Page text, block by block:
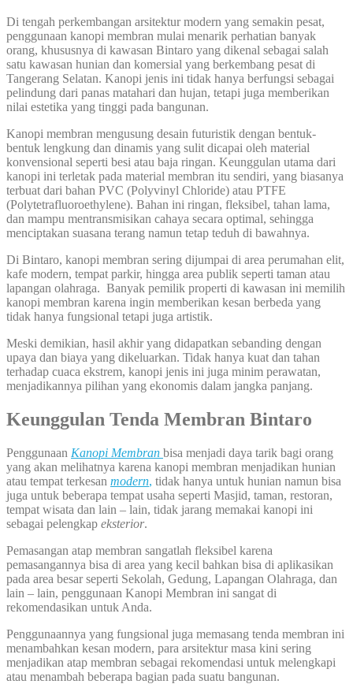
Di tengah perkembangan arsitektur modern yang semakin pesat,
penggunaan kanopi membran mulai menarik perhatian banyak
orang, khususnya di kawasan Bintaro yang dikenal sebagai salah
satu kawasan hunian dan komersial yang berkembang pesat di
Tangerang Selatan. Kanopi jenis ini tidak hanya berfungsi sebagai
pelindung dari panas matahari dan hujan, tetapi juga memberikan
nilai estetika yang tinggi pada bangunan.
Kanopi membran mengusung desain futuristik dengan bentuk-
bentuk lengkung dan dinamis yang sulit dicapai oleh material
konvensional seperti besi atau baja ringan. Keunggulan utama dari
kanopi ini terletak pada material membran itu sendiri, yang biasanya
terbuat dari bahan PVC (Polyvinyl Chloride) atau PTFE
(Polytetrafluoroethylene). Bahan ini ringan, fleksibel, tahan lama,
dan mampu mentransmisikan cahaya secara optimal, sehingga
menciptakan suasana terang namun tetap teduh di bawahnya.
Di Bintaro, kanopi membran sering dijumpai di area perumahan elit,
kafe modern, tempat parkir, hingga area publik seperti taman atau
lapangan olahraga. Banyak pemilik properti di kawasan ini memilih
kanopi membran karena ingin memberikan kesan berbeda yang
tidak hanya fungsional tetapi juga artistik.
Meski demikian, hasil akhir yang didapatkan sebanding dengan
upaya dan biaya yang dikeluarkan. Tidak hanya kuat dan tahan
terhadap cuaca ekstrem, kanopi jenis ini juga minim perawatan,
menjadikannya pilihan yang ekonomis dalam jangka panjang.
Keunggulan Tenda Membran Bintaro
Penggunaan Kanopi Membran bisa menjadi daya tarik bagi orang
yang akan melihatnya karena kanopi membran menjadikan hunian
atau tempat terkesan modern, tidak hanya untuk hunian namun bisa
juga untuk beberapa tempat usaha seperti Masjid, taman, restoran,
tempat wisata dan lain – lain, tidak jarang memakai kanopi ini
sebagai pelengkap eksterior.
Pemasangan atap membran sangatlah fleksibel karena
pemasangannya bisa di area yang kecil bahkan bisa di aplikasikan
pada area besar seperti Sekolah, Gedung, Lapangan Olahraga, dan
lain – lain, penggunaan Kanopi Membran ini sangat di
rekomendasikan untuk Anda.
Penggunaannya yang fungsional juga memasang tenda membran ini
menambahkan kesan modern, para arsitektur masa kini sering
menjadikan atap membran sebagai rekomendasi untuk melengkapi
atau menambah beberapa bagian pada suatu bangunan.